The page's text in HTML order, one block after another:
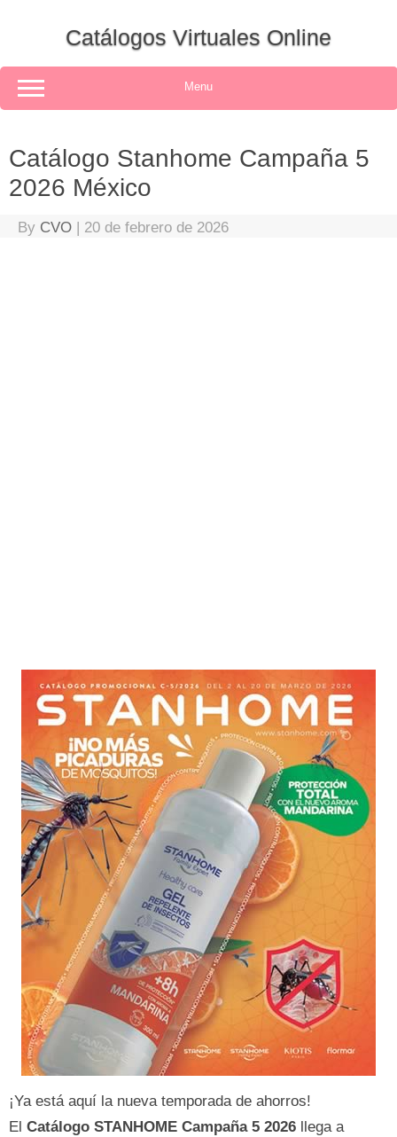
Catálogos Virtuales Online
Menu
Catálogo Stanhome Campaña 5
2026 México
By CVO | 20 de febrero de 2026
¡Ya está aquí la nueva temporada de ahorros!
El Catálogo STANHOME Campaña 5 2026 llega a